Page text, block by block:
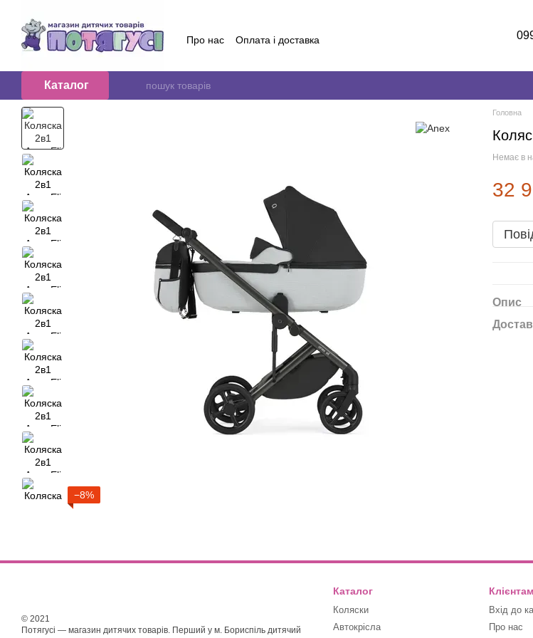
Про нас
Оплата і доставка
Контактна інформація
Блог
Договір публичної оферти
Відгуки про магазин
Каталог
−8%
Головна
Немає в
32
Опис
© 2021
Потягусі — магазин дитячих товарів. Перший у м. Бориспіль дитячий
Каталог
Коляски
Автокрісла
Клієнтам
Вхід до
Про нас